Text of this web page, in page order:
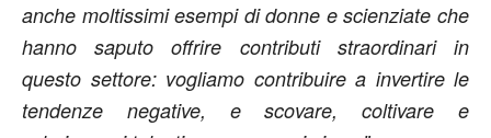
anche moltissimi esempi di donne e scienziate che
hanno saputo offrire contributi straordinari in
questo settore: vogliamo contribuire a invertire le
tendenze negative, e scovare, coltivare e